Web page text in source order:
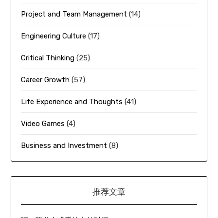
Project and Team Management (14)
Engineering Culture (17)
Critical Thinking (25)
Career Growth (57)
Life Experience and Thoughts (41)
Video Games (4)
Business and Investment (8)
推荐文章